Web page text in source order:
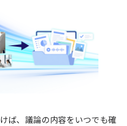
ば、議論の内容をいつでも確